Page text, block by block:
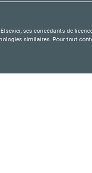
ses concédants de
similaires. Pour tout